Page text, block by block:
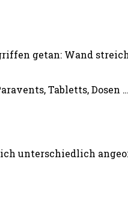
getan: Wand
Tabletts, Dosen
unterschiedlich